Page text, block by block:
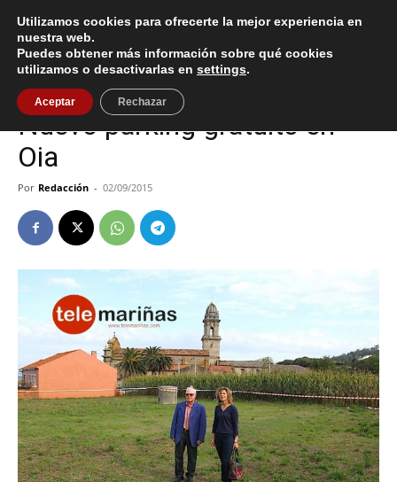
Inicio Oia
Oia
Nuevo parking gratuito en
Oia
Por Redacción - 02/09/2015
Utilizamos cookies para ofrecerte la mejor experiencia en
nuestra web.
Puedes obtener más información sobre qué cookies
utilizamos o desactivarlas en settings.
Aceptar Rechazar